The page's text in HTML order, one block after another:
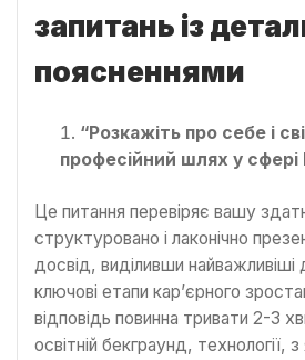
запитань із
поясненнями
“Розкажіть про себе і
професійний шлях у сфері
Це питання перевіряє вашу
структуровано і лаконічно
досвід, виділивши найважливіші
ключові етапи кар’єрного
відповідь повинна тривати 2-3
освітній бекграунд, технології,